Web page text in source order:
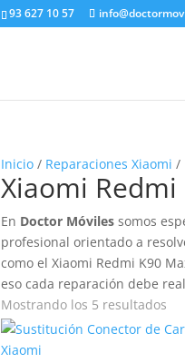
93 627 10 57
Inicio / Reparaciones Xiaomi /
Xiaomi Redmi
En Doctor Móviles somos
profesional orientado a
como el Xiaomi Redmi K90
eso cada reparación debe
Mostrando los 5 resultados